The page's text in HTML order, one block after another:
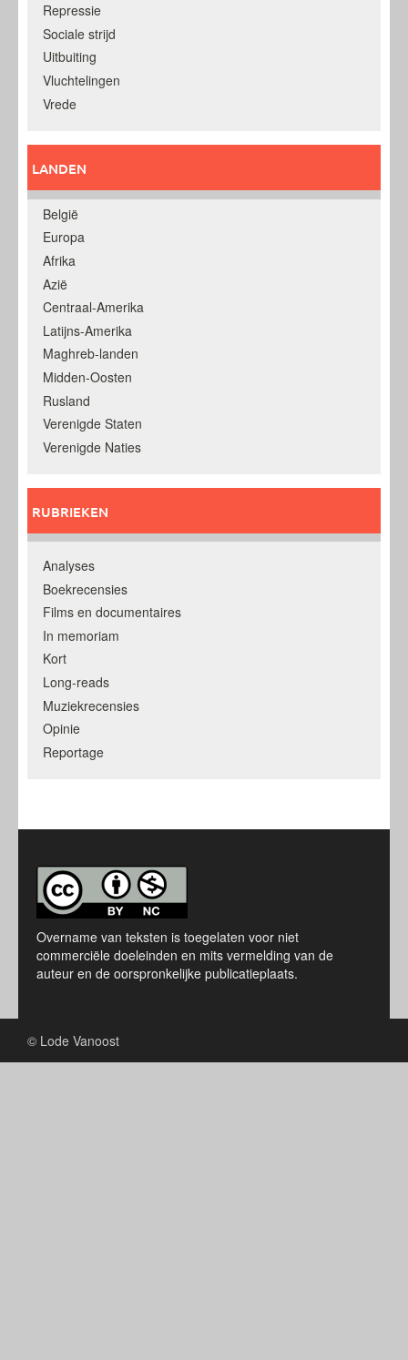
Repressie
Sociale strijd
Uitbuiting
Vluchtelingen
Vrede
LANDEN
België
Europa
Afrika
Azië
Centraal-Amerika
Latijns-Amerika
Maghreb-landen
Midden-Oosten
Rusland
Verenigde Staten
Verenigde Naties
RUBRIEKEN
Analyses
Boekrecensies
Films en documentaires
In memoriam
Kort
Long-reads
Muziekrecensies
Opinie
Reportage
Overname van teksten is toegelaten voor niet
commerciële doeleinden en mits vermelding van de
auteur en de oorspronkelijke publicatieplaats.
© Lode Vanoost